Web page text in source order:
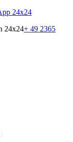
+ 49 2365